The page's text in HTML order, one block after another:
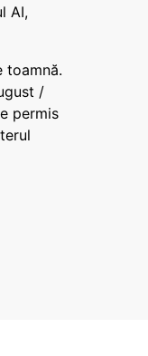
AI,
toamnă.
/
permis